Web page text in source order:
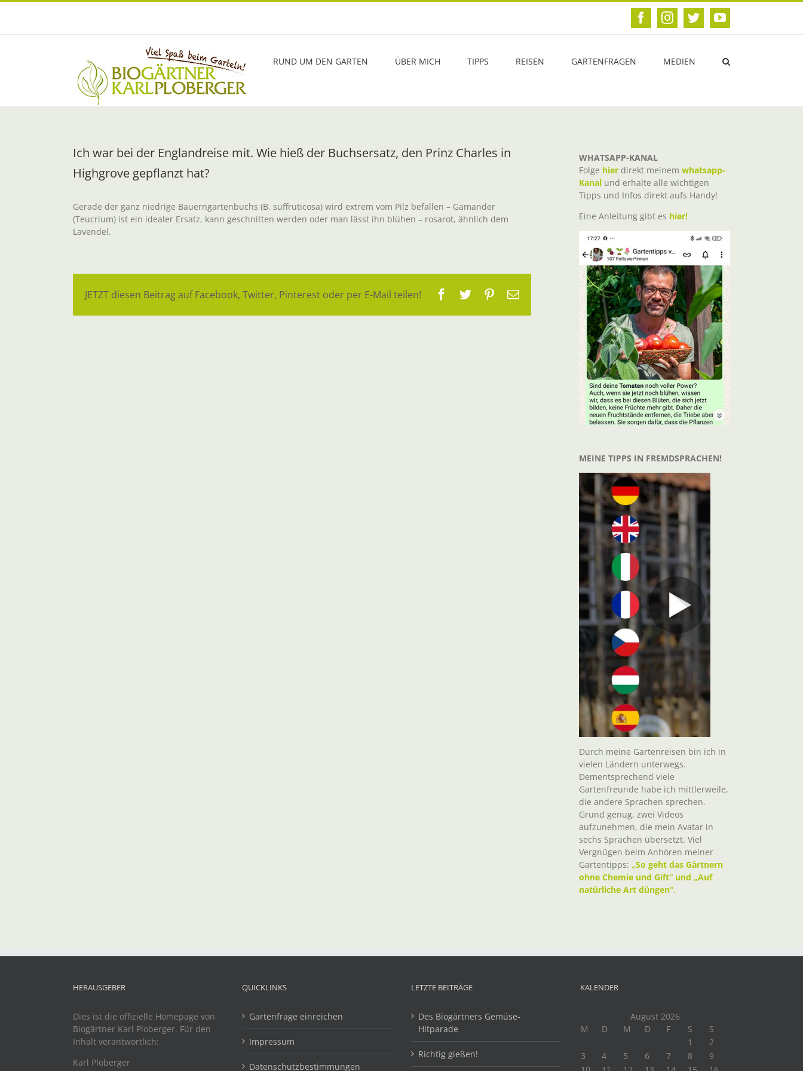
Zum
FacebookInstagram
TwitterYouTube
RUND UM DEN GARTEN ÜBER MICH TIPPS REISEN GARTENFRAGEN MEDIEN
Ich war bei der Englandreise mit. Wie hieß der Buchsersatz, den Prinz Charles in
Highgrove gepflanzt hat?
Gerade der ganz niedrige Bauerngartenbuchs (B. suffruticosa) wird extrem vom Pilz befallen – Gamander
(Teucrium) ist ein idealer Ersatz, kann geschnitten werden oder man lässt ihn blühen – rosarot, ähnlich dem
Lavendel.
JETZT diesen Beitrag auf Facebook, Twitter, Pinterest oder per E-Mail teilen! Facebook
TwitterPinterest
E-
WHATSAPP-KANAL
Folge hier direkt meinem whatsapp-
Kanal und erhalte alle wichtigen
Tipps und Infos direkt aufs Handy!
Eine Anleitung gibt es hier!
MEINE TIPPS IN FREMDSPRACHEN!
Durch meine Gartenreisen bin ich in
vielen Ländern unterwegs.
Dementsprechend viele
Gartenfreunde habe ich mittlerweile,
die andere Sprachen sprechen.
Grund genug, zwei Videos
aufzunehmen, die mein Avatar in
sechs Sprachen übersetzt. Viel
Vergnügen beim Anhören meiner
Gartentipps: „So geht das Gärtnern
ohne Chemie und Gift“ und „Auf
natürliche Art düngen“.
HERAUSGEBER
Dies ist die offizielle Homepage von
Biogärtner Karl Ploberger. Für den
Inhalt verantwortlich:
Karl Ploberger
QUICKLINKS
Gartenfrage einreichen
Impressum
Datenschutzbestimmungen
LETZTE BEITRÄGE
Des Biogärtners Gemüse-
Hitparade
Richtig gießen!
KALENDER
August 2026
M
D M D F S
S
1
2
3
4 5 6 7 8
9